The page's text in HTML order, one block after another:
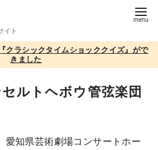
イト
クラシックタイムショッククイズ』がで
きました
ルトヘボウ管弦楽団
愛知県芸術劇場コンサートホー